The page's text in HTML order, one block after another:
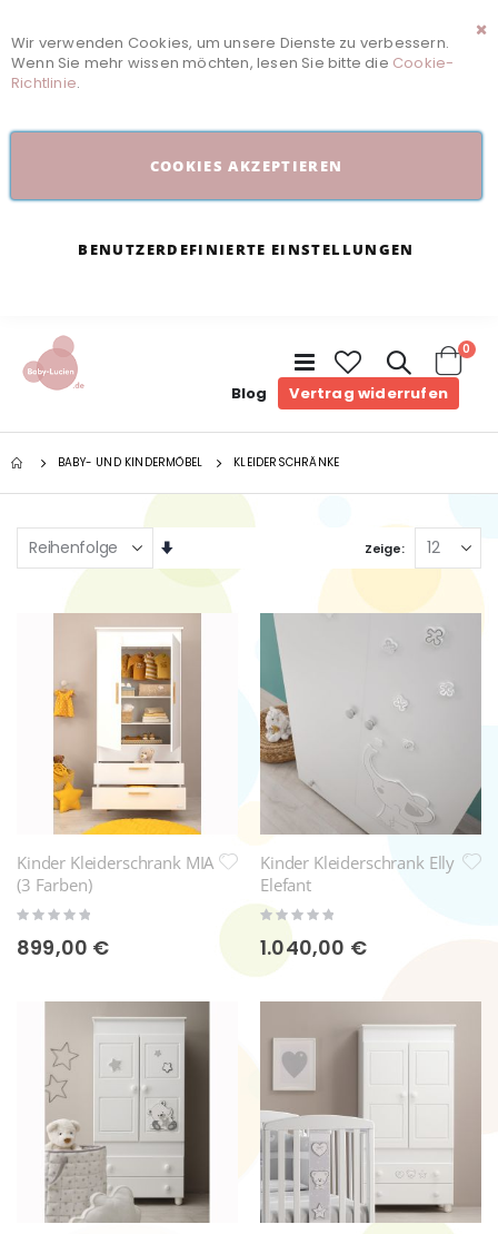
Wir verwenden Cookies, um unsere Dienste zu verbessern.
Wenn Sie mehr wissen möchten, lesen Sie bitte die Cookie-
Richtlinie.
COOKIES AKZEPTIEREN
BENUTZERDEFINIERTE EINSTELLUNGEN
Navigation
umschalten
Blog Vertrag widerrufenCart
0
BABY- UND KINDERMÖBEL KLEIDERSCHRÄNKE
Aufsteigend
sortieren
Zeige
Kinder Kleiderschrank MIA
(3 Farben)
Rating:
899,00 €
Kinder Kleiderschrank Elly
Elefant
Rating:
1.040,00 €